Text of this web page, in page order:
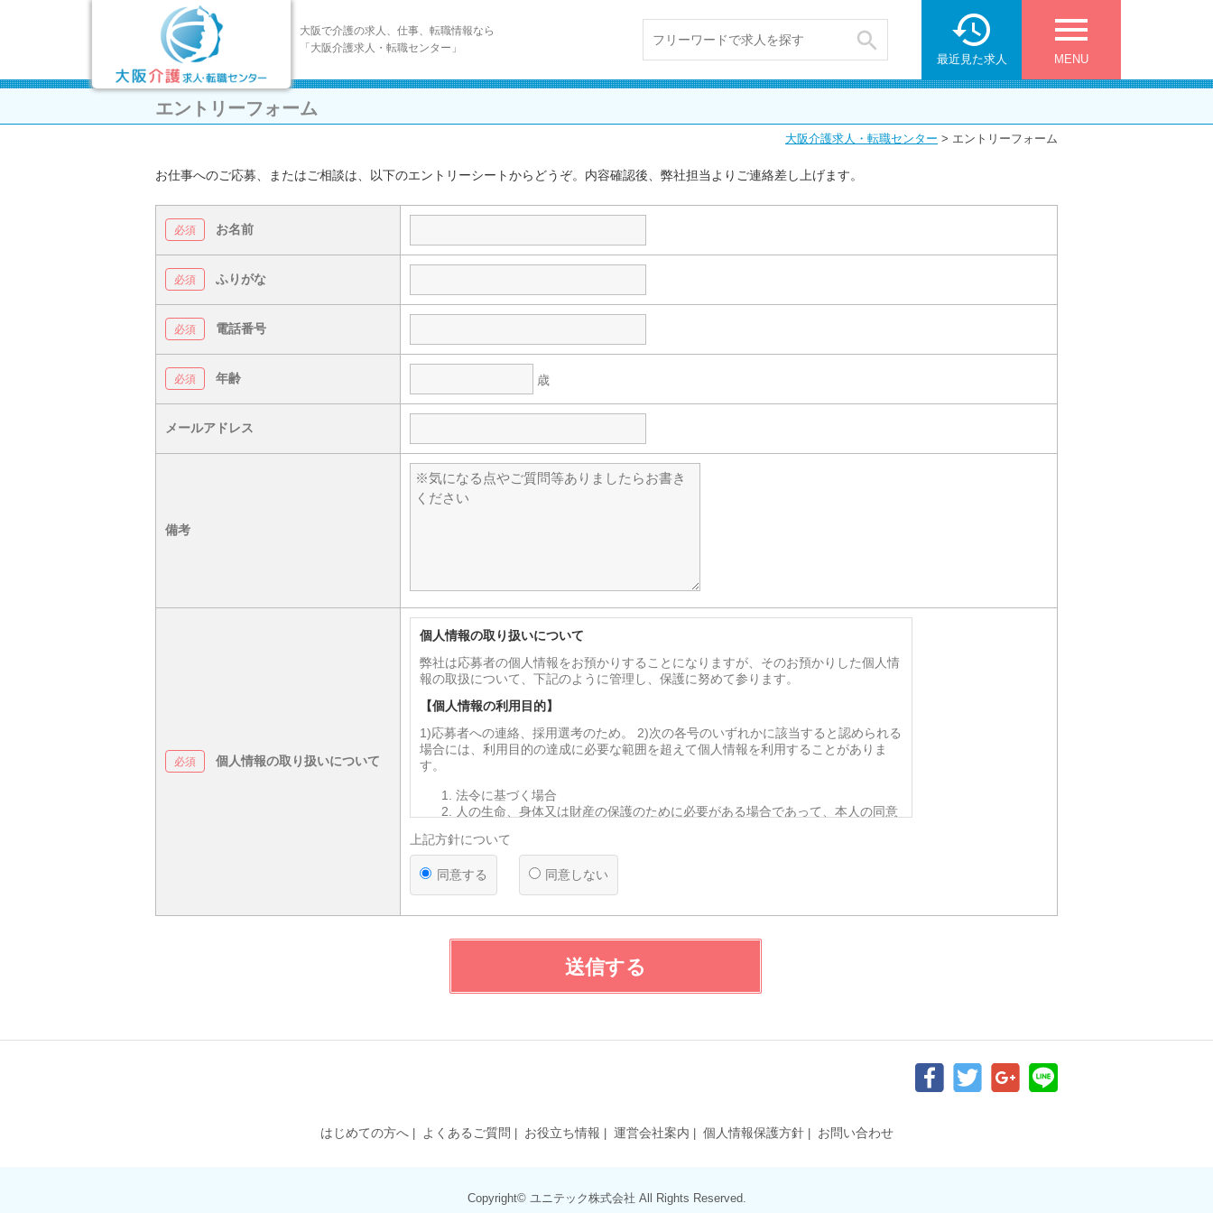
大阪で介護の求人、仕事、転職情報なら
「大阪介護求人・転職センター」
 menu
MENU

最近見た求人
エントリーフォーム
大阪介護求人・転職センター > エントリーフォーム
お仕事へのご応募、またはご相談は、以下のエントリーシートからどうぞ。内容確認後、弊社担当よりご連絡差し上げます。
お名前
ふりがな
電話番号
年齢 歳
メールアドレス
備考
個人情報の取り扱いについて
個人情報の取り扱いについて
弊社は応募者の個人情報をお預かりすることになりますが、そのお預かりした個人情
報の取扱について、下記のように管理し、保護に努めて参ります。
【個人情報の利用目的】
1)応募者への連絡、採用選考のため。 2)次の各号のいずれかに該当すると認められる
場合には、利用目的の達成に必要な範囲を超えて個人情報を利用することがありま
す。
法令に基づく場合
人の生命、身体又は財産の保護のために必要がある場合であって、本人の同意
公衆衛生の向上又は児童の健全な育成の推進のために特に必要がある場合であ
って、本人の同意を得ることが困難であるとき
国の機関若しくは地方公共団体又はその委託を受けた者が法令の定める事務を
遂行することに対して協力する必要がある場合であって、本人の同意を得るこ
【第三者への提供】
弊社は法律で定められている場合を除いて、応募者の個人情報を当該応募者の同意を
得ず第三者に提供・委託することはありません。ただし、官公庁等から法的な手続き
により個人情報について開示が求められた場合は、関係法令に反しない範囲におい
【提供の任意性】
【個人情報の開示等について】
上記方針について
同意する 同意しない
送信する
はじめての方へ よくあるご質問 お役立ち情報 運営会社案内 個人情報保護方針 お問い合わせ
Copyright© ユニテック株式会社 All Rights Reserved.